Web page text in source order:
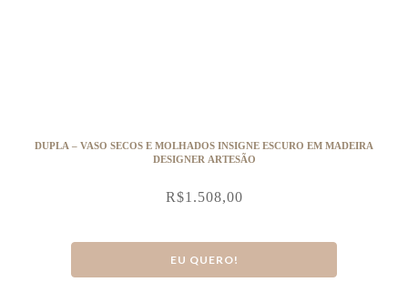
DUPLA – VASO SECOS E MOLHADOS INSIGNE ESCURO EM MADEIRA
DESIGNER ARTESÃO
R$1.508,00
EU QUERO!